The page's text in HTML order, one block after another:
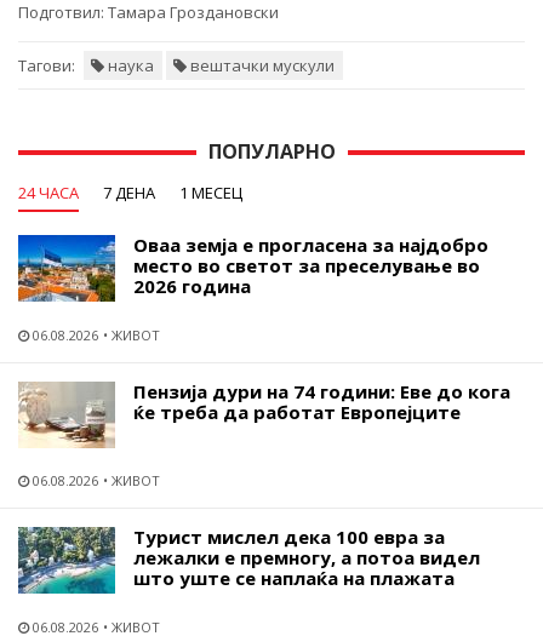
Подготвил: Тамара Гроздановски
Тагови: наука вештачки мускули
ПОПУЛАРНО
24 ЧАСА 7 ДЕНА 1 МЕСЕЦ
Оваа земја е прогласена за најдобро
место во светот за преселување во
2026 година
06.08.2026 ЖИВОТ
Пензија дури на 74 години: Еве до кога
ќе треба да работат Европејците
06.08.2026 ЖИВОТ
Турист мислел дека 100 евра за
лежалки е премногу, а потоа видел
што уште се наплаќа на плажата
06.08.2026 ЖИВОТ